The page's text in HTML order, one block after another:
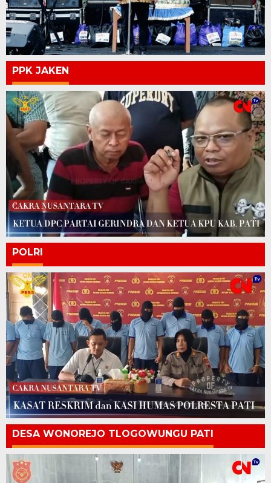
PPK JAKEN
POLRI
DESA WONOREJO TLOGOWUNGU PATI